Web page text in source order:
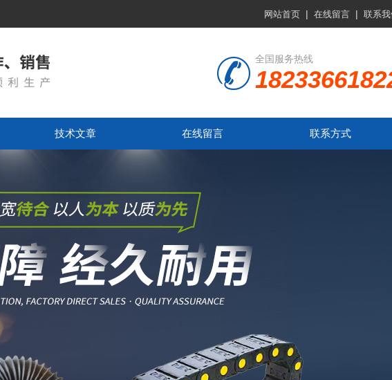
网站首页 | 在线留言 | 联系
全国服务热线
技术文章 在线留言 联系方式